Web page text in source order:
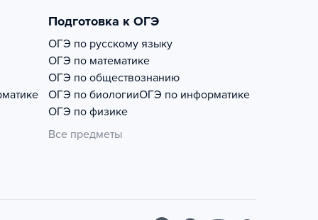
Подготовка к ОГЭ
ОГЭ по русскому языку
ОГЭ по математике
ОГЭ по обществознанию
ОГЭ по биологииОГЭ по информатике
ОГЭ по физике
Все предметы